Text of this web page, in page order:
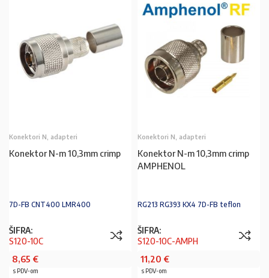
Konektori N, adapteri
Konektor N-m 10,3mm crimp
7D-FB CNT400 LMR400
ŠIFRA:
S120-10C
8,65 €
s PDV-om
Konektori N, adapteri
Konektor N-m 10,3mm crimp
AMPHENOL
RG213 RG393 KX4 7D-FB teflon
ŠIFRA:
S120-10C-AMPH
11,20 €
s PDV-om